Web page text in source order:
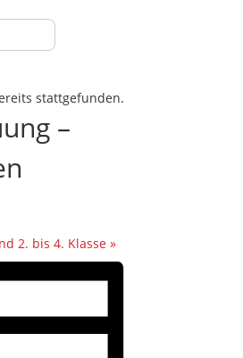
stattgefunden.
–
2. bis 4. Klasse »